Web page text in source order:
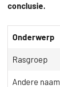
conclusie.
Onderwerp
Rasgroep
Andere naam